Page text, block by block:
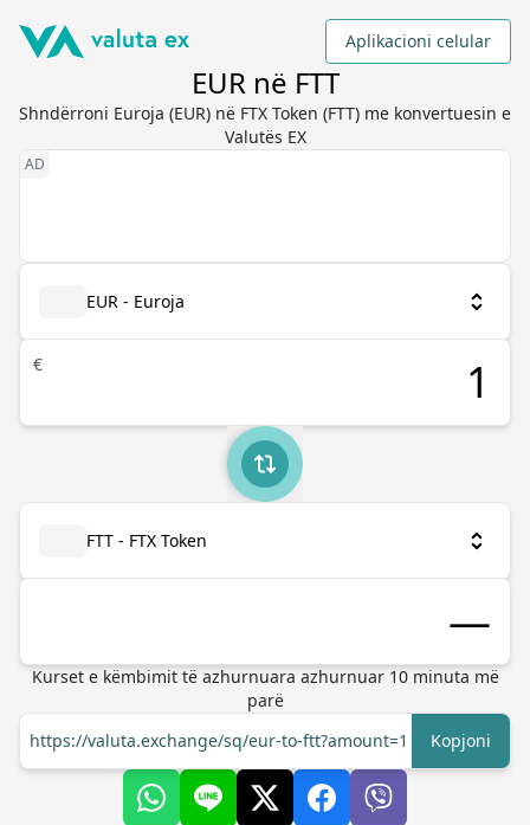
Aplikacioni celular
EUR në FTT
Shndërroni Euroja (EUR) në FTX Token (FTT) me konvertuesin e
Valutës EX
EUR - Euroja
€
FTT - FTX Token
Kurset e këmbimit të azhurnuara azhurnuar 10minuta më
parë
https://valuta.exchange/sq/eur-to-ftt?amount=1
Kopjoni